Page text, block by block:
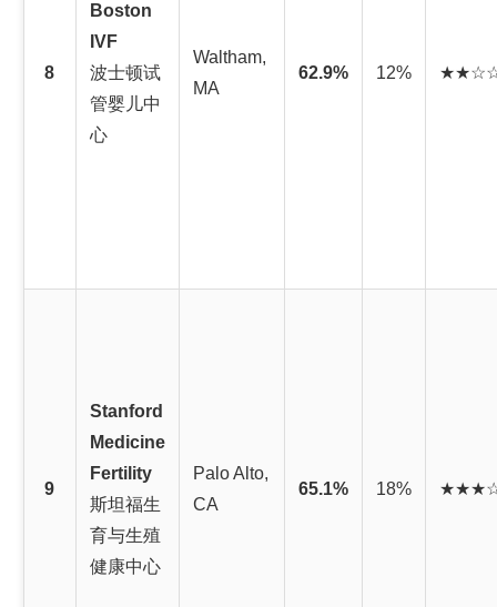
8
Boston
IVF
波士顿试
管婴儿中
心
Waltham,
MA
62.9% 12%
9
Stanford
Medicine
Fertility
斯坦福生
育与生殖
健康中心
Palo Alto,
CA
65.1% 18%